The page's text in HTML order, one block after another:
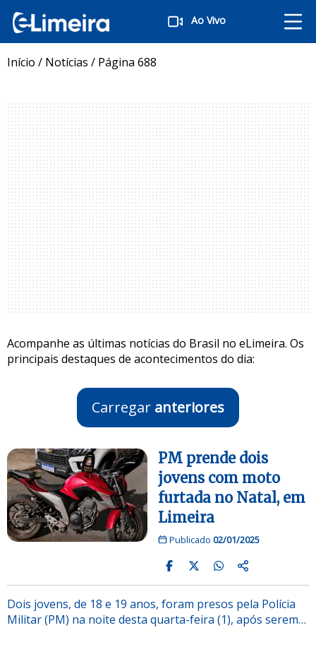
Ao Vivo
Início / Notícias / Página 688
Acompanhe as últimas notícias do Brasil no eLimeira. Os
principais destaques de acontecimentos do dia:
Carregar anteriores
PM prende dois
jovens com moto
furtada no Natal, em
Limeira
Publicado 02/01/2025
Dois jovens, de 18 e 19 anos, foram presos pela Polícia
Militar (PM) na noite desta quarta-feira (1), após serem…